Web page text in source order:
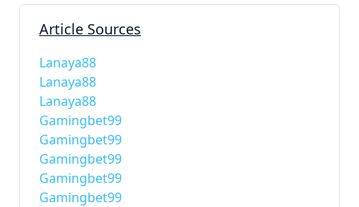
Article Sources
Lanaya88
Lanaya88
Lanaya88
Gamingbet99
Gamingbet99
Gamingbet99
Gamingbet99
Gamingbet99